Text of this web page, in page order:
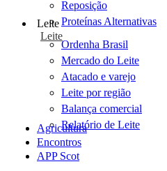
Reposição
Proteínas Alternativas
Leite
Leite
Ordenha Brasil
Mercado do Leite
Atacado e varejo
Leite por região
Balança comercial
Relatório de Leite
Agricultura
Encontros
APP Scot